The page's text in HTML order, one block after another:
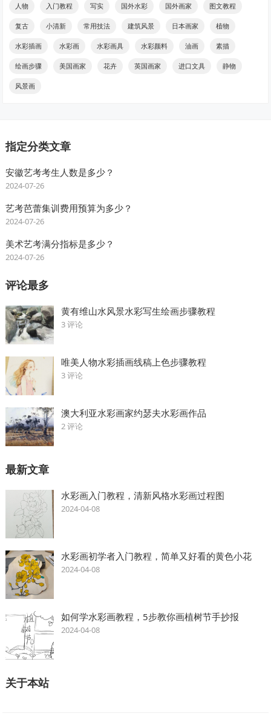
人物 入门教程 写实 国外水彩 国外画家 图文教程
复古 小清新 常用技法 建筑风景 日本画家 植物
水彩插画 水彩画 水彩画具 水彩颜料 油画 素描
绘画步骤 美国画家 花卉 英国画家 进口文具 静物
风景画
指定分类文章
安徽艺考考生人数是多少？
2024-07-26
艺考芭蕾集训费用预算为多少？
2024-07-26
美术艺考满分指标是多少？
2024-07-26
评论最多
黄有维山水风景水彩写生绘画步骤教程
3 评论
唯美人物水彩插画线稿上色步骤教程
3 评论
澳大利亚水彩画家约瑟夫水彩画作品
2 评论
最新文章
水彩画入门教程，清新风格水彩画过程图
2024-04-08
水彩画初学者入门教程，简单又好看的黄色小花
2024-04-08
如何学水彩画教程，5步教你画植树节手抄报
2024-04-08
关于本站